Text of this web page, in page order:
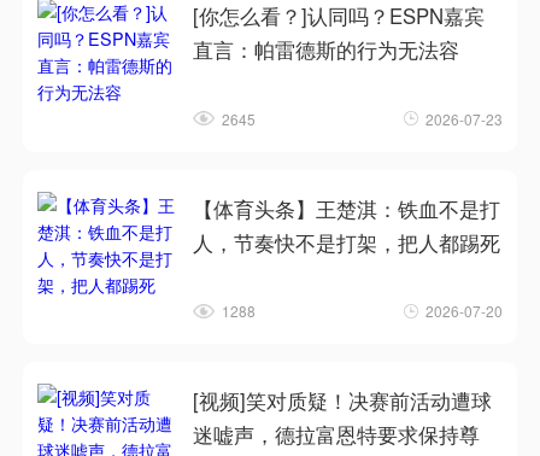
[你怎么看？]认同吗？ESPN嘉宾
直言：帕雷德斯的行为无法容
2645 2026-07-23
【体育头条】王楚淇：铁血不是打
人，节奏快不是打架，把人都踢死
1288 2026-07-20
[视频]笑对质疑！决赛前活动遭球
迷嘘声，德拉富恩特要求保持尊